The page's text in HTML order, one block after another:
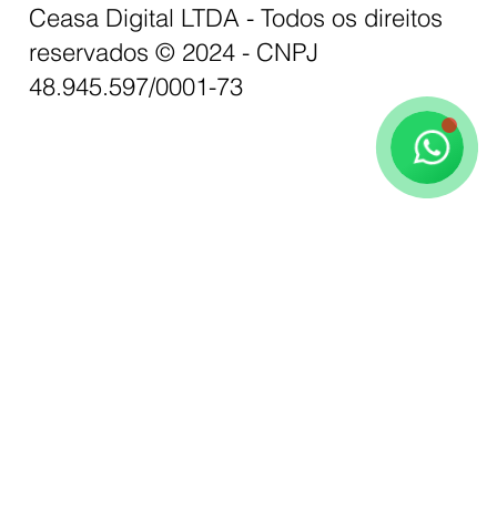
Ceasa Digital LTDA - Todos os direitos
reservados © 2024 - CNPJ
48.945.597/0001-73
🗓️ Horário de Funcionamento: Seg-Sex 9:00 - 18:00
Ceasa Digital
Atendimento